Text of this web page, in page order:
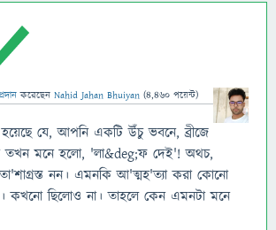
করেছেন Nahid Jahan Bhuiyan (4,460 পয়েন্ট)
যে, আপনি একটি উঁচু ভবনে, ব্রীজে
তখন মনে হলো, 'লা&deg;ফ দেই'! অথচ,
নন। এমনকি আ'ত্মহ'ত্যা করা কোনো
কখনো ছিলোও না। তাহলে কেন এমনটা মনে